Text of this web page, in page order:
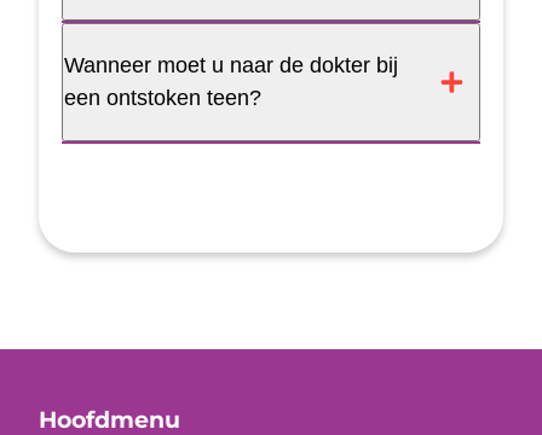
Wanneer moet u naar de dokter bij
een ontstoken teen?
Hoofdmenu